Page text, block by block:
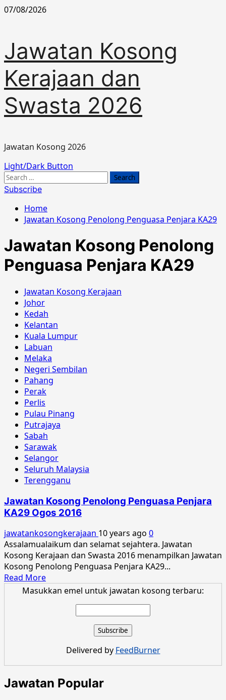
Skip
07/08/2026
Jawatan Kosong
Kerajaan dan
Swasta 2026
Jawatan Kosong 2026
Primary
Menu
Light/Dark Button
Search
for:
Subscribe
Home
Jawatan Kosong Penolong Penguasa Penjara KA29
Jawatan Kosong Penolong
Penguasa Penjara KA29
Jawatan Kosong Kerajaan
Johor
Kedah
Kelantan
Kuala Lumpur
Labuan
Melaka
Negeri Sembilan
Pahang
Perak
Perlis
Pulau Pinang
Putrajaya
Sabah
Sarawak
Selangor
Seluruh Malaysia
Terengganu
Jawatan Kosong Penolong Penguasa Penjara
KA29 Ogos 2016
jawatankosongkerajaan 10 years ago 0
Assalamualaikum dan selamat sejahtera. Jawatan
Kosong Kerajaan dan Swasta 2016 menampilkan Jawatan
Kosong Penolong Penguasa Penjara KA29...
Read MoreRead
more
Penjara
KA29
Ogos
2016
Masukkan emel untuk jawatan kosong terbaru:
Delivered by FeedBurner
Jawatan Popular